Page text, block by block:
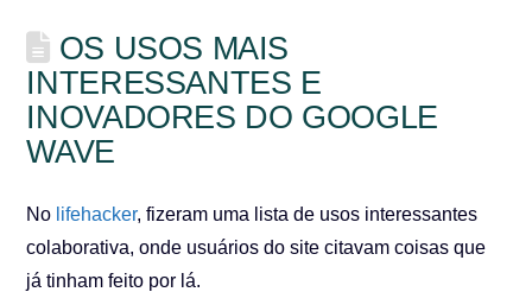
OS USOS MAIS
INTERESSANTES E
INOVADORES DO GOOGLE
WAVE
No lifehacker, fizeram uma lista de usos interessantes
colaborativa, onde usuários do site citavam coisas que
já tinham feito por lá.